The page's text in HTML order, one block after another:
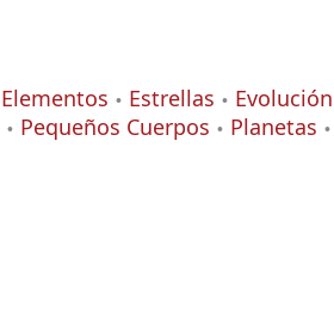
Elementos Estrellas Evolución
Pequeños Cuerpos Planetas